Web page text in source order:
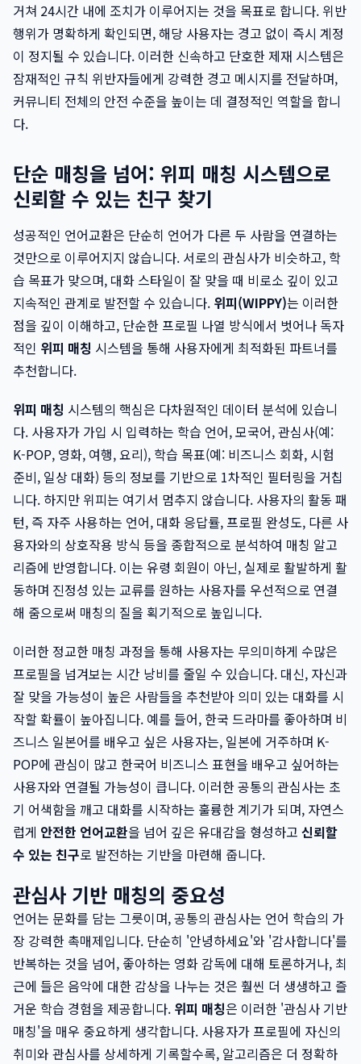
거쳐 24시간 내에 조치가 이루어지는 것을 목표로 합니다. 위반
행위가 명확하게 확인되면, 해당 사용자는 경고 없이 즉시 계정
이 정지될 수 있습니다. 이러한 신속하고 단호한 제재 시스템은
잠재적인 규칙 위반자들에게 강력한 경고 메시지를 전달하며,
커뮤니티 전체의 안전 수준을 높이는 데 결정적인 역할을 합니
다.
단순 매칭을 넘어: 위피 매칭 시스템으로
신뢰할 수 있는 친구 찾기
성공적인 언어교환은 단순히 언어가 다른 두 사람을 연결하는
것만으로 이루어지지 않습니다. 서로의 관심사가 비슷하고, 학
습 목표가 맞으며, 대화 스타일이 잘 맞을 때 비로소 깊이 있고
지속적인 관계로 발전할 수 있습니다. 위피(WIPPY)는 이러한
점을 깊이 이해하고, 단순한 프로필 나열 방식에서 벗어나 독자
적인 위피 매칭 시스템을 통해 사용자에게 최적화된 파트너를
추천합니다.
위피 매칭 시스템의 핵심은 다차원적인 데이터 분석에 있습니
다. 사용자가 가입 시 입력하는 학습 언어, 모국어, 관심사(예:
K-POP, 영화, 여행, 요리), 학습 목표(예: 비즈니스 회화, 시험
준비, 일상 대화) 등의 정보를 기반으로 1차적인 필터링을 거칩
니다. 하지만 위피는 여기서 멈추지 않습니다. 사용자의 활동 패
턴, 즉 자주 사용하는 언어, 대화 응답률, 프로필 완성도, 다른 사
용자와의 상호작용 방식 등을 종합적으로 분석하여 매칭 알고
리즘에 반영합니다. 이는 유령 회원이 아닌, 실제로 활발하게 활
동하며 진정성 있는 교류를 원하는 사용자를 우선적으로 연결
해 줌으로써 매칭의 질을 획기적으로 높입니다.
이러한 정교한 매칭 과정을 통해 사용자는 무의미하게 수많은
프로필을 넘겨보는 시간 낭비를 줄일 수 있습니다. 대신, 자신과
잘 맞을 가능성이 높은 사람들을 추천받아 의미 있는 대화를 시
작할 확률이 높아집니다. 예를 들어, 한국 드라마를 좋아하며 비
즈니스 일본어를 배우고 싶은 사용자는, 일본에 거주하며 K-
POP에 관심이 많고 한국어 비즈니스 표현을 배우고 싶어하는
사용자와 연결될 가능성이 큽니다. 이러한 공통의 관심사는 초
기 어색함을 깨고 대화를 시작하는 훌륭한 계기가 되며, 자연스
럽게 안전한 언어교환을 넘어 깊은 유대감을 형성하고 신뢰할
수 있는 친구로 발전하는 기반을 마련해 줍니다.
관심사 기반 매칭의 중요성
언어는 문화를 담는 그릇이며, 공통의 관심사는 언어 학습의 가
장 강력한 촉매제입니다. 단순히 '안녕하세요'와 '감사합니다'를
반복하는 것을 넘어, 좋아하는 영화 감독에 대해 토론하거나, 최
근에 들은 음악에 대한 감상을 나누는 것은 훨씬 더 생생하고 즐
거운 학습 경험을 제공합니다. 위피 매칭은 이러한 '관심사 기반
매칭'을 매우 중요하게 생각합니다. 사용자가 프로필에 자신의
취미와 관심사를 상세하게 기록할수록, 알고리즘은 더 정확하